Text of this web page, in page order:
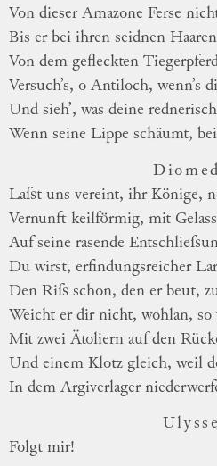
Von dieser Amazone Ferse
Bis er bei ihren seidnen
Von dem gefleckten
Versuch’s, o Antiloch, wenn’s
Und sieh’, was deine
Wenn seine Lippe schäumt,
Laſst uns vereint, ihr Könige,
Vernunft keilförmig, mit
Auf seine rasende
Du wirst, erfindungsreicher
Den Riſs schon, den er beut,
Weicht er dir nicht, wohlan,
Mit zwei Ätoliern auf den
Und einem Klotz gleich, weil
In dem Argiverlager
Folgt mir!